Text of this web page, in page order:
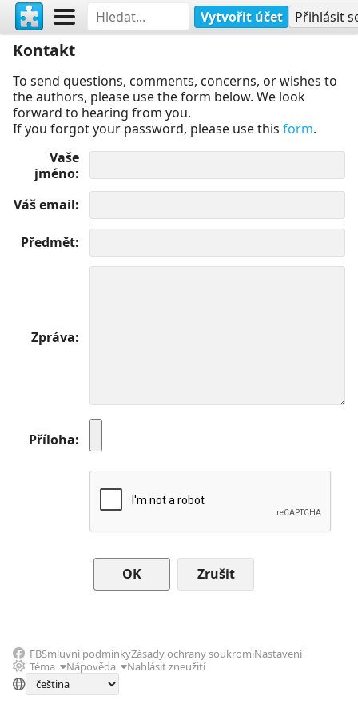
Vytvořit účet Přihlásit
Kontakt
To send questions, comments, concerns, or wishes to
the authors, please use the form below. We look
forward to hearing from you.
If you forgot your password, please use this form.
Vaše
jméno
Váš email
Předmět
Zpráva
Příloha
Zrušit
FBSmluvní podmínkyZásady ochrany soukromíNastavení
Téma
Nápověda Nahlásit zneužití